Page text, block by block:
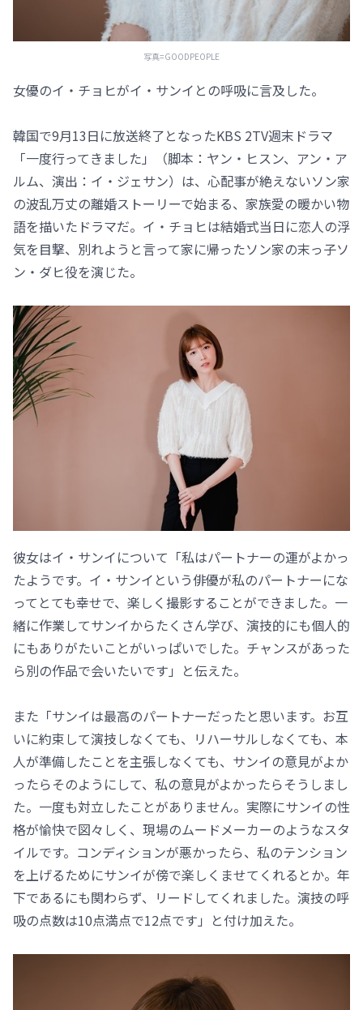
写真=GOODPEOPLE
女優のイ・チョヒがイ・サンイとの呼吸に言及した。
韓国で9月13日に放送終了となったKBS 2TV週末ドラマ
「一度行ってきました」（脚本：ヤン・ヒスン、アン・ア
ルム、演出：イ・ジェサン）は、心配事が絶えないソン家
の波乱万丈の離婚ストーリーで始まる、家族愛の暖かい物
語を描いたドラマだ。イ・チョヒは結婚式当日に恋人の浮
気を目撃、別れようと言って家に帰ったソン家の末っ子ソ
ン・ダヒ役を演じた。
彼女はイ・サンイについて「私はパートナーの運がよかっ
たようです。イ・サンイという俳優が私のパートナーにな
ってとても幸せで、楽しく撮影することができました。一
緒に作業してサンイからたくさん学び、演技的にも個人的
にもありがたいことがいっぱいでした。チャンスがあった
ら別の作品で会いたいです」と伝えた。
また「サンイは最高のパートナーだったと思います。お互
いに約束して演技しなくても、リハーサルしなくても、本
人が準備したことを主張しなくても、サンイの意見がよか
ったらそのようにして、私の意見がよかったらそうしまし
た。一度も対立したことがありません。実際にサンイの性
格が愉快で図々しく、現場のムードメーカーのようなスタ
イルです。コンディションが悪かったら、私のテンション
を上げるためにサンイが傍で楽しくませてくれるとか。年
下であるにも関わらず、リードしてくれました。演技の呼
吸の点数は10点満点で12点です」と付け加えた。